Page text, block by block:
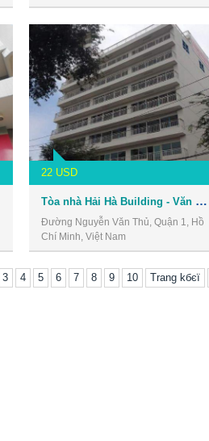
Nam
22 USD
Tòa nhà Hải Hà Building - Văn phòng cho thuê Quận 1
Đường Nguyễn Văn Thủ, Quận 1, Hồ
Chí Minh, Việt Nam
3 4 5 6 7 8 9 10 Trang kбєї